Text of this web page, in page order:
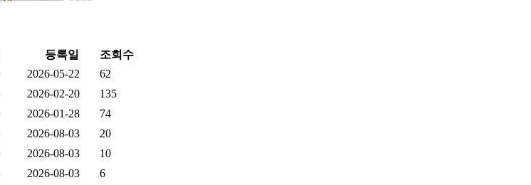
등록일
조회수
2026-05-22
62
2026-02-20
135
2026-01-28
74
2026-08-03
20
2026-08-03
10
2026-08-03
6